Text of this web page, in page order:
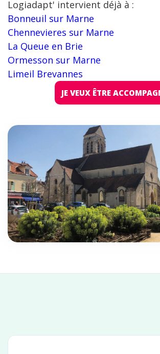
Logiadapt' intervient déjà à :
Bonneuil sur Marne
Chennevieres sur Marne
La Queue en Brie
Ormesson sur Marne
Limeil Brevannes
JE VEUX ÊTRE